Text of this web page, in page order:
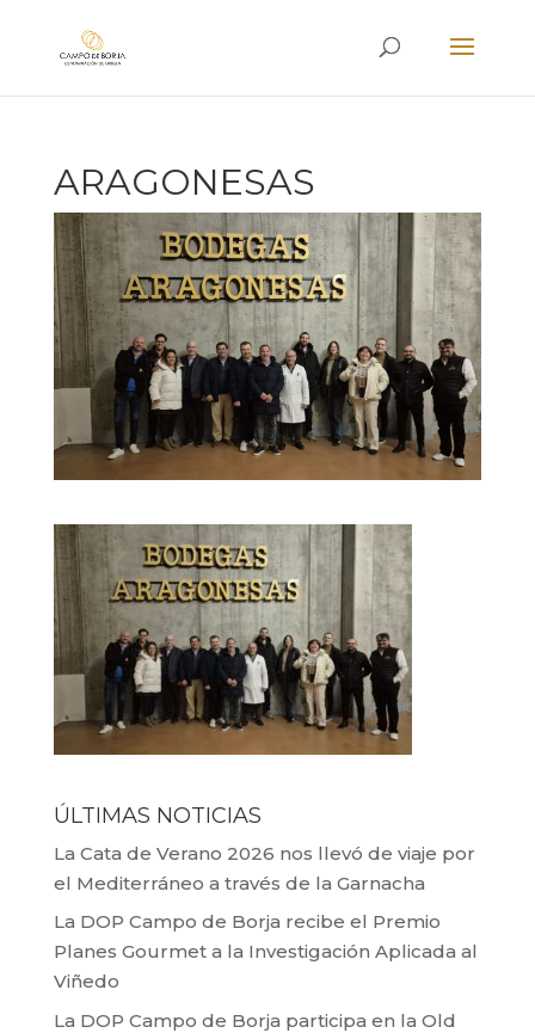
ARAGONESAS
ÚLTIMAS NOTICIAS
La Cata de Verano 2026 nos llevó de viaje por
el Mediterráneo a través de la Garnacha
La DOP Campo de Borja recibe el Premio
Planes Gourmet a la Investigación Aplicada al
Viñedo
La DOP Campo de Borja participa en la Old